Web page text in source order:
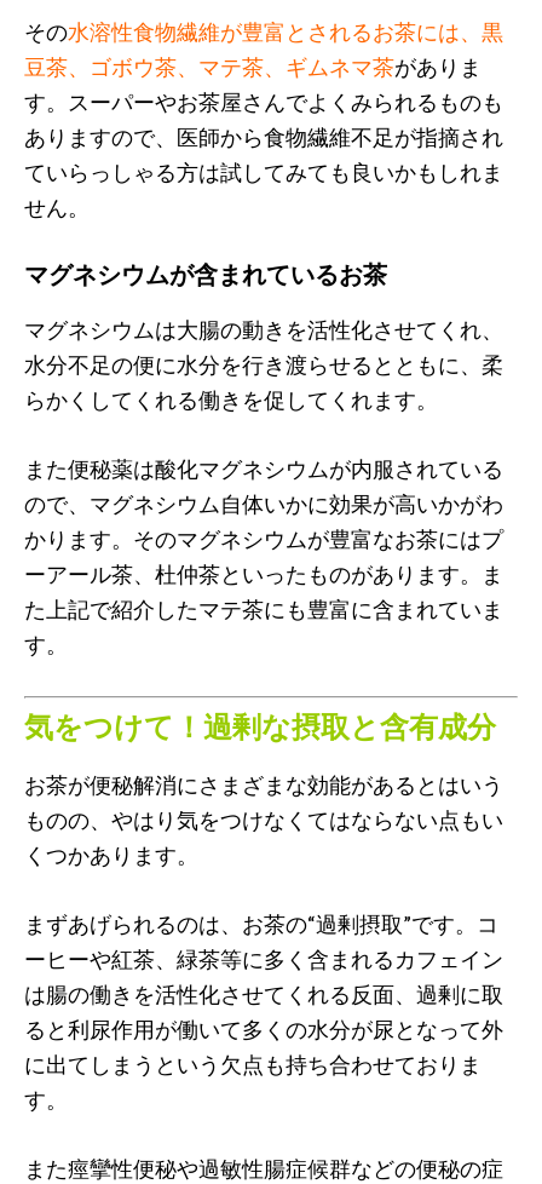
その水溶性食物繊維が豊富とされるお茶には、黒
豆茶、ゴボウ茶、マテ茶、ギムネマ茶がありま
す。スーパーやお茶屋さんでよくみられるものも
ありますので、医師から食物繊維不足が指摘され
ていらっしゃる方は試してみても良いかもしれま
せん。
マグネシウムが含まれているお茶
マグネシウムは大腸の動きを活性化させてくれ、
水分不足の便に水分を行き渡らせるとともに、柔
らかくしてくれる働きを促してくれます。
また便秘薬は酸化マグネシウムが内服されている
ので、マグネシウム自体いかに効果が高いかがわ
かります。そのマグネシウムが豊富なお茶にはプ
ーアール茶、杜仲茶といったものがあります。ま
た上記で紹介したマテ茶にも豊富に含まれていま
す。
気をつけて！過剰な摂取と含有成分
お茶が便秘解消にさまざまな効能があるとはいう
ものの、やはり気をつけなくてはならない点もい
くつかあります。
まずあげられるのは、お茶の“過剰摂取”です。コ
ーヒーや紅茶、緑茶等に多く含まれるカフェイン
は腸の働きを活性化させてくれる反面、過剰に取
ると利尿作用が働いて多くの水分が尿となって外
に出てしまうという欠点も持ち合わせておりま
す。
また痙攣性便秘や過敏性腸症候群などの便秘の症